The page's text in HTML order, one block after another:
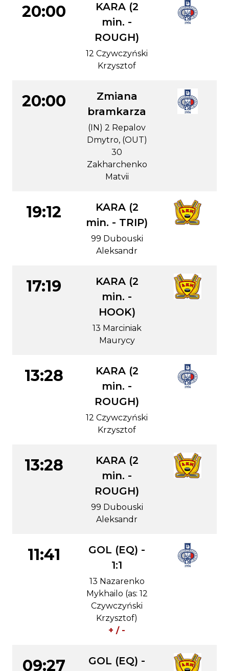
20:00
KARA (2
min. -
ROUGH)
12 Czywczyński
Krzysztof
20:00
Zmiana
bramkarza
(IN) 2 Repalov
Dmytro, (OUT)
30
Zakharchenko
Matvii
19:12
KARA (2
min. - TRIP)
99 Dubouski
Aleksandr
17:19
KARA (2
min. -
HOOK)
13 Marciniak
Maurycy
13:28
KARA (2
min. -
ROUGH)
12 Czywczyński
Krzysztof
13:28
KARA (2
min. -
ROUGH)
99 Dubouski
Aleksandr
11:41
GOL (EQ) -
1:1
13 Nazarenko
Mykhailo (as: 12
Czywczyński
Krzysztof)
+ / -
09:27
GOL (EQ) -